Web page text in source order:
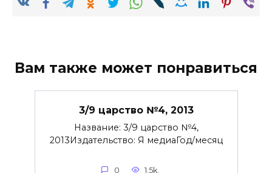
Вам также может понравиться
3/9 царство №4, 2013
Название: 3/9 царство №4,
2013Издательство: Я медиаГод/месяц
0 1.5k.